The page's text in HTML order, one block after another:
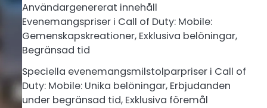
Användargenererat innehåll
Evenemangspriser i Call of Duty: Mobile:
Gemenskapskreationer, Exklusiva belöningar,
Begränsad tid
Speciella evenemangsmilstolparpriser i Call of
Duty: Mobile: Unika belöningar, Erbjudanden
under begränsad tid, Exklusiva föremål